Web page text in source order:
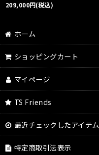
209,000円(税込)
ホーム
ショッピングカート
マイページ
TS Friends
最近チェックしたアイテム
特定商取引法表示